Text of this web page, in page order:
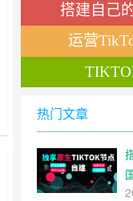
搭建自己
运营
热门文章